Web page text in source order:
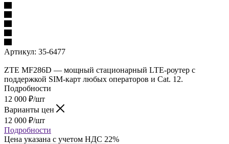
Артикул: 35-6477
ZTE MF286D — мощный стационарный LTE‑роутер с
поддержкой SIM‑карт любых операторов и Cat. 12.
Подробности
12 000 ₽/шт
Варианты цен
12 000 ₽/шт
Подробности
Цена указана с учетом НДС 22%